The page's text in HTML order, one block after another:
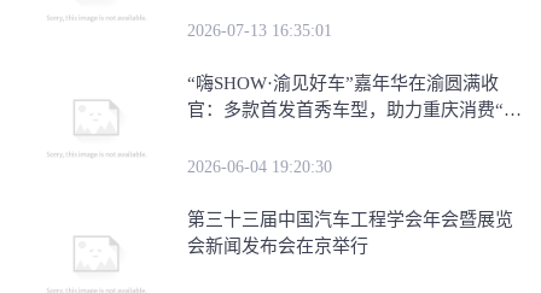
2026-07-13 16:35:01
​“嗨SHOW·渝见好车”嘉年华在渝圆满收
官：多款首发首秀车型，助力重庆消费“三
2026-06-04 19:20:30
第三十三届中国汽车工程学会年会暨展览
会新闻发布会在京举行